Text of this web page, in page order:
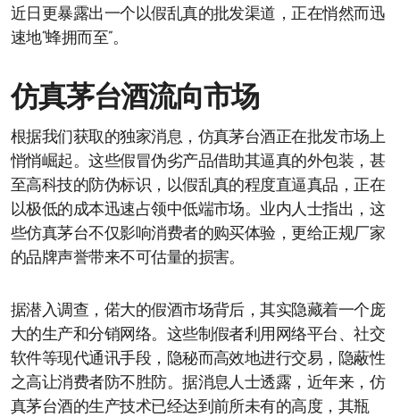
近日更暴露出一个以假乱真的批发渠道，正在悄然而迅
速地“蜂拥而至”。
仿真茅台酒流向市场
根据我们获取的独家消息，仿真茅台酒正在批发市场上
悄悄崛起。这些假冒伪劣产品借助其逼真的外包装，甚
至高科技的防伪标识，以假乱真的程度直逼真品，正在
以极低的成本迅速占领中低端市场。业内人士指出，这
些仿真茅台不仅影响消费者的购买体验，更给正规厂家
的品牌声誉带来不可估量的损害。
据潜入调查，偌大的假酒市场背后，其实隐藏着一个庞
大的生产和分销网络。这些制假者利用网络平台、社交
软件等现代通讯手段，隐秘而高效地进行交易，隐蔽性
之高让消费者防不胜防。据消息人士透露，近年来，仿
真茅台酒的生产技术已经达到前所未有的高度，其瓶